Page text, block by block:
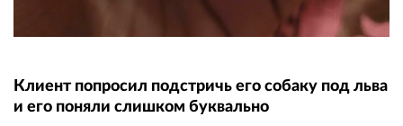
Клиент попросил подстричь его собаку под льва
и его поняли слишком буквально